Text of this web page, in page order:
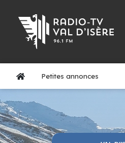
Petites annonces